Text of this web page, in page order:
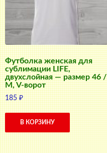
Футболка женская для
сублимации LIFE,
двухслойная — размер 46 /
M, V-ворот
185₽
В КОРЗИНУ